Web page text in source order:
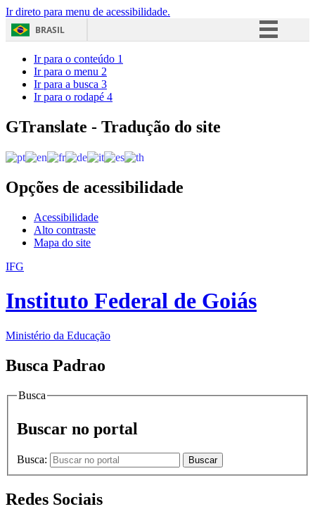
Ir direto para menu de acessibilidade.
BRASIL
Acesso à informação
Ir para o conteúdo 1
Ir para o menu 2
Ir para a busca 3
Ir para o rodapé 4
GTranslate - Tradução do site
Opções de acessibilidade
Acessibilidade
Alto contraste
Mapa do site
IFG
Instituto Federal de Goiás
Ministério da Educação
Busca Padrao
Busca
Buscar no portal
Busca: Buscar
Redes Sociais